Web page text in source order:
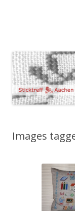
Images